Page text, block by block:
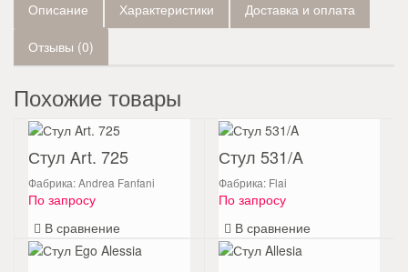
Описание Характеристики Доставка и оплата
Отзывы (0)
Похожие товары
Стул Art. 725
Фабрика: Andrea Fanfani
По запросу
В сравнение
Стул 531/A
Фабрика: Flai
По запросу
В сравнение